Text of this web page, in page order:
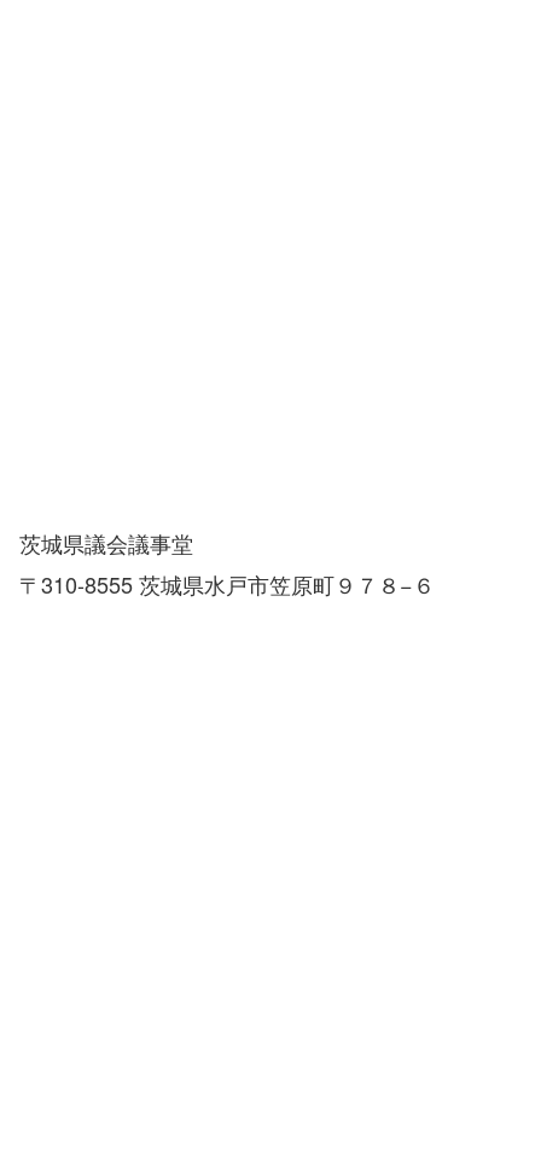
茨城県議会議事堂
〒310-8555 茨城県水戸市笠原町９７８−６